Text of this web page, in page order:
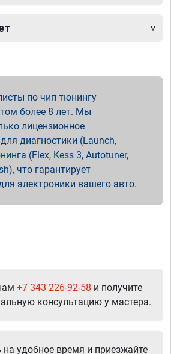
по чип тюнингу
более 8 лет. Мы
лицензионное
диагностики (Launch,
(Flex, Kess 3, Autotuner,
что гарантирует
электроники вашего авто.
+7 343 226-92-58 и получите
консультацию у мастера.
удобное время и приезжайте